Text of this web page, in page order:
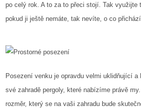
po celý rok. A to za to přeci stojí. Tak využijte
pokud ji ještě nemáte, tak nevíte, o co
Posezení venku je opravdu velmi uklidňující
své zahradě pergoly, které nabízíme právě
rozměr, který se na vaši zahradu bude